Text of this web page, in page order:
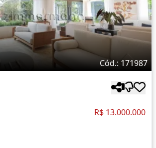
Cód.: 171987
R$ 13.000.000